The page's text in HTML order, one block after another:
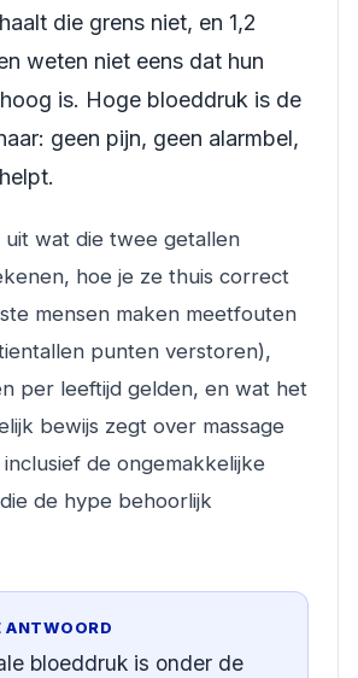
die grens niet, en 1,2
weten niet eens dat hun
is. Hoge bloeddruk is de
geen pijn, geen alarmbel,
wat die twee getallen
hoe je ze thuis correct
mensen maken meetfouten
punten verstoren),
per leeftijd gelden, en wat het
bewijs zegt over massage
inclusief de ongemakkelijke
de hype behoorlijk
ANTWOORD
bloeddruk is onder de